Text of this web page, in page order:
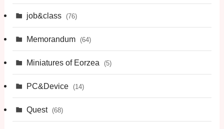
job&class (76)
Memorandum (64)
Miniatures of Eorzea (5)
PC&Device (14)
Quest (68)